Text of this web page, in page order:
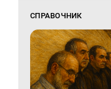
СПРАВОЧНИК